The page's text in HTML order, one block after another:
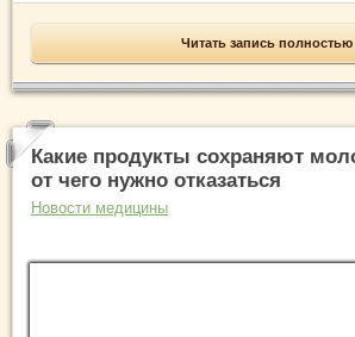
Читать запись полностью
Какие продукты сохраняют
от чего нужно отказаться
Новости медицины